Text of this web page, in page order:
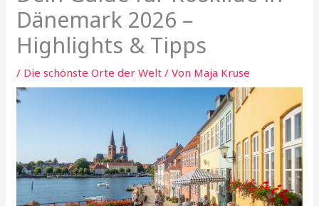
Dänemark 2026 –
Highlights & Tipps
/ Die schönste Orte der Welt / Von Maja Kruse